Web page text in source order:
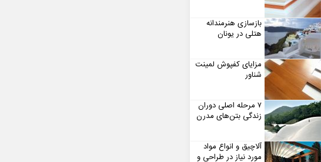
بازسازی هنرمندانه
هتلی در یونان
مزایای کفپوش لمینت
شناور
۷ مرحله اصلی دوران
زندگی بتن‌های مدرن
آلاچیق و انواع مواد
مورد نیاز در طراحی و